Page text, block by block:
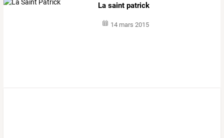
La saint patrick
14 mars 2015